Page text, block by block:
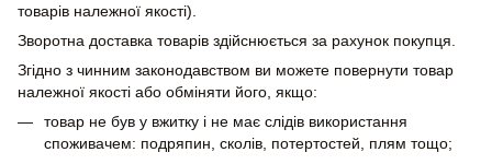
товарів належної якості).
Зворотна доставка товарів здійснюється за рахунок покупця.
Згідно з чинним законодавством ви можете повернути товар
належної якості або обміняти його, якщо:
товар не був у вжитку і не має слідів використання
споживачем: подряпин, сколів, потертостей, плям тощо;